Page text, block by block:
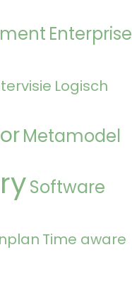
Enterprise
Logisch
Metamodel
Software
Time aware